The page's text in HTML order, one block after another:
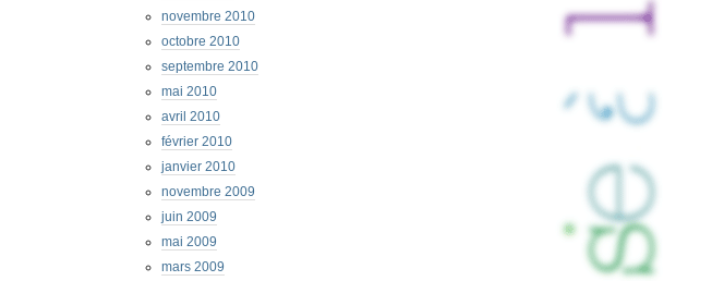
novembre 2010
octobre 2010
septembre 2010
mai 2010
avril 2010
février 2010
janvier 2010
novembre 2009
juin 2009
mai 2009
mars 2009